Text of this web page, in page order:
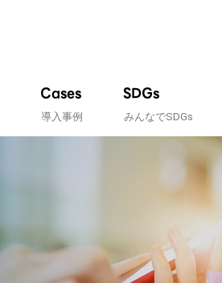
Cases
導入事例
SDGs
みんなでSDGs